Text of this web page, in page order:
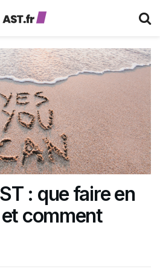
: que faire en
et comment